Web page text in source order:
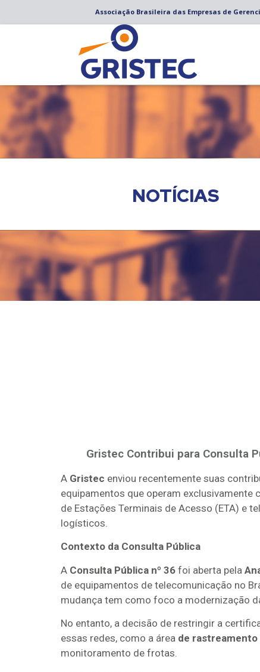
Associação Brasileira das Empresas de
NOTÍCIAS
Gristec Contribui para Consulta
A Gristec enviou recentemente suas
equipamentos que operam
de Estações Terminais de Acesso (ETA) e
logísticos.
Contexto da Consulta Pública
A Consulta Pública nº 36 foi aberta pela
de equipamentos de telecomunicação no
mudança tem como foco a modernização
No entanto, a decisão de restringir a
essas redes, como a área de
monitoramento de frotas.